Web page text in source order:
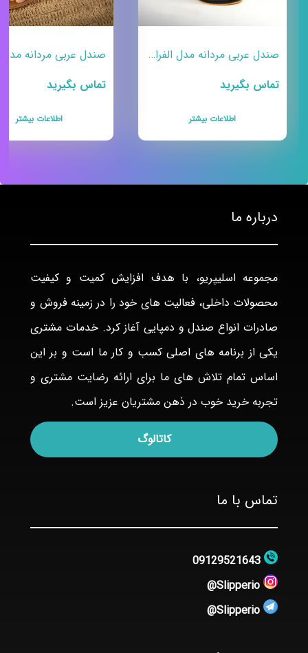
صندل عربی مردانه مدل الفرات-۱
تماس بگیرید
اطلاعات بیشتر
تماس بگیرید
اطلاعات بیشتر
درباره ما
مجموعه اسلیپریو، با هدف افزایش کمیت و کیفیت
محصولات داخلی، فعالیت های خود را در زمینه فروش و
صادرات انواع صندل و دمپایی آغاز کرد. خدمات مشتری
یکی از برنامه های اصلی کسب و کار ما است و بر این
اساس تمام تلاش های ما برای ارائه رضایت مشتری و
تجربه خرید خوب در ذهن مشتریان عزیز است.
کاتالوگ
تماس با ما
09129521643
Slipperio@
Slipperio@